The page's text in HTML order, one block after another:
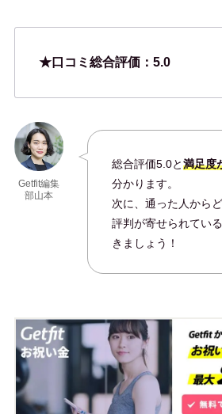
★口コミ総合評価：5.0
Getfit編集
部山本
総合評価5.0と満足度
分かります。
次に、通った人から
評判が寄せられてい
きましょう！